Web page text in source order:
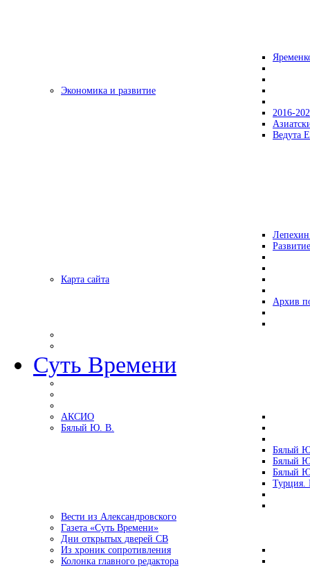
Экономика и развитие
2016-
Ведута
Карта сайта
Архив
Суть Времени
АКСИО
Бялый Ю. В.
Бялый
Бялый
Бялый
Турция.
Вести из Александровского
Газета «Суть Времени»
Дни открытых дверей СВ
Из хроник сопротивления
Колонка главного редактора